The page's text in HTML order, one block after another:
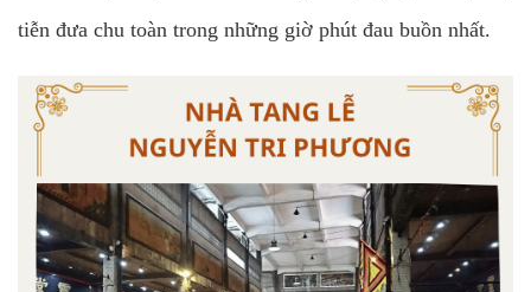
tiễn đưa chu toàn trong những giờ phút đau buồn nhất.